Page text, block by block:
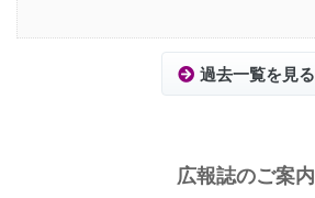
過去一覧を見る
広報誌のご案内